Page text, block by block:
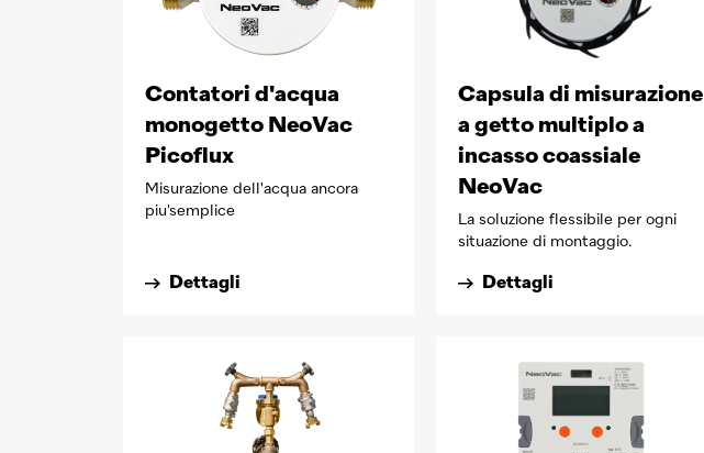
Contatori d'acqua
monogetto NeoVac
Picoflux
Misurazione dell'acqua ancora
piu'semplice
Dettagli
Capsula di misurazione
a getto multiplo a
incasso coassiale
NeoVac
La soluzione flessibile per ogni
situazione di montaggio.
Dettagli